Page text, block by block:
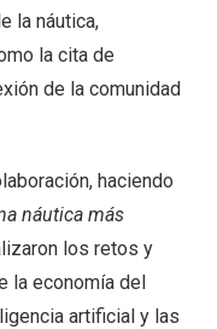
la náutica,
la cita de
de la comunidad
haciendo
náutica más
los retos y
la economía del
artificial y las